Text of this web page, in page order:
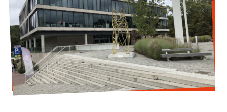
Doneer voor Volt België
Doe mee met Volt Europa
Homepage